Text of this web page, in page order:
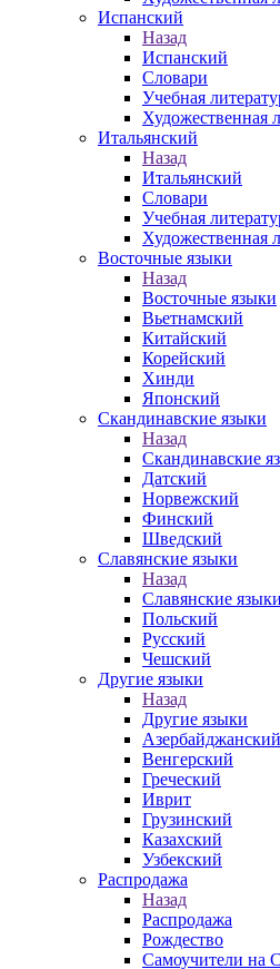
Испанский
Назад
Испанский
Словари
Учебная
Художественная
Итальянский
Назад
Итальянский
Словари
Учебная
Художественная
Восточные языки
Назад
Восточные языки
Вьетнамский
Китайский
Корейский
Хинди
Японский
Скандинавские языки
Назад
Скандинавские
Датский
Норвежский
Финский
Шведский
Славянские языки
Назад
Славянские языки
Польский
Русский
Чешский
Другие языки
Назад
Другие языки
Азербайджанский
Венгерский
Греческий
Иврит
Грузинский
Казахский
Узбекский
Распродажа
Назад
Распродажа
Рождество
Самоучители на